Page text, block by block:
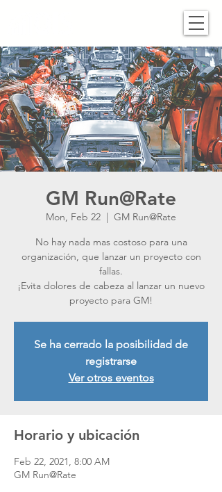
GM Run@Rate
Mon, Feb 22
  |
GM Run@Rate
No hay nada mas costoso para una
organización, que lanzar un proyecto con
fallas.
¡Evita dolores de cabeza al lanzar un nuevo
proyecto para GM!
Se ha cerrado la posibilidad de
registrarse
Ver otros eventos
Horario y ubicación
Feb 22, 2021, 8:00 AM
GM Run@Rate